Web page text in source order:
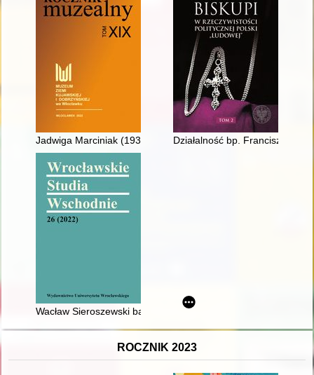
Jadwiga Marciniak (1933-2021) : malarka fajansu
Działalność bp. Franciszka
Wacław Sieroszewski badacz społeczności jakuckiej
ROCZNIK 2023